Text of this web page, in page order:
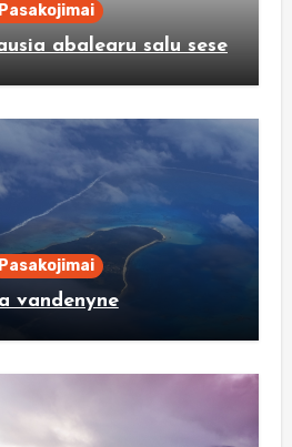
Pasakojimai
abalearu salu sese
Pasakojimai
vandenyne